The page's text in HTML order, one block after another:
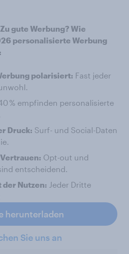
gute Werbung? Wie
personalisierte Werbung
polarisiert: Fast jeder
% empfinden personalisierte
Druck: Surf- und Social-Daten
Opt-out und
entscheidend.
Nutzen: Jeder Dritte
herunterladen
Sie uns an